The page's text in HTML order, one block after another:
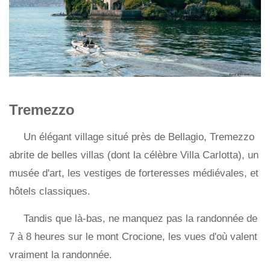
Tremezzo
Un élégant village situé près de Bellagio, Tremezzo
abrite de belles villas (dont la célèbre Villa Carlotta), un
musée d'art, les vestiges de forteresses médiévales, et
hôtels classiques.
Tandis que là-bas, ne manquez pas la randonnée de
7 à 8 heures sur le mont Crocione, les vues d'où valent
vraiment la randonnée.